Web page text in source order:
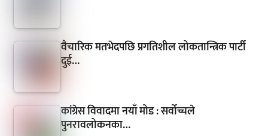
वैचारिक मतभेदपछि प्रगतिशील लोकतान्त्रिक पार्टी
दुई…
कांग्रेस विवादमा नयाँ मोड : सर्वोच्चले
पुनरावलोकनका…